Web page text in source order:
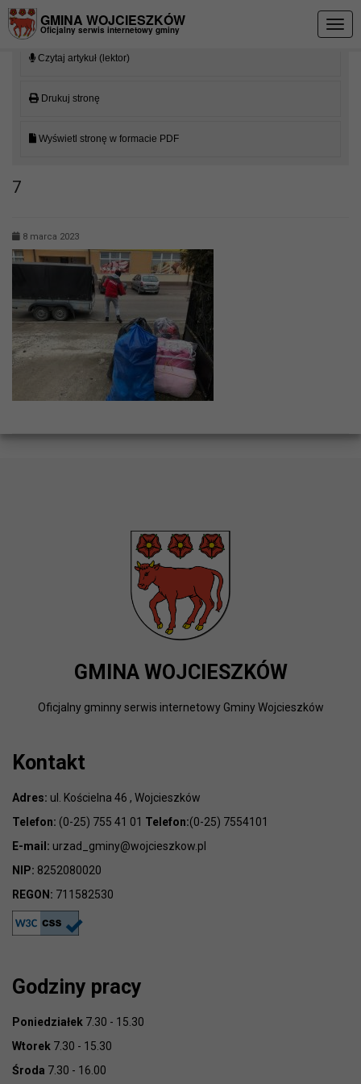
GMINA WOJCIESZKÓW
Oficjalny serwis internetowy gminy
Czytaj artykuł (lektor)
Drukuj stronę
Wyświetl stronę w formacie PDF
7
8 marca 2023
GMINA WOJCIESZKÓW
Oficjalny gminny serwis internetowy Gminy Wojcieszków
Kontakt
Adres: ul. Kościelna 46 , Wojcieszków
Telefon: (0-25) 755 41 01 Telefon:(0-25) 7554101
E-mail: urzad_gminy@wojcieszkow.pl
NIP: 8252080020
REGON: 711582530
Godziny pracy
Poniedziałek 7.30 - 15.30
Wtorek 7.30 - 15.30
Środa 7.30 - 16.00